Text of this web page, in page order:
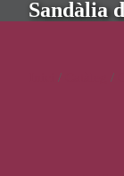
Sandàlia
/ /